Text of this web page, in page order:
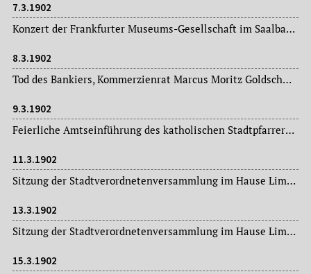
7.3.1902
Konzert der Frankfurter Museums-Gesellschaft im Saalbau unter der Leitung des Kapellmeisters Gustav Kogel.
8.3.1902
Tod des Bankiers, Kommerzienrat Marcus Moritz Goldschmidt (1832-1902).
9.3.1902
Feierliche Amtseinführung des katholischen Stadtpfarrers im Dom (St. Bartholomäus), Dr. Anton Hilfrich (1873-1947).
11.3.1902
Sitzung der Stadtverordnetenversammlung im Hause Limpurg: Magistratsvorlagen, Ausschussberichte.
13.3.1902
Sitzung der Stadtverordnetenversammlung im Hause Limpurg: Magistratsvorlagen, Ausschussberichte.
15.3.1902